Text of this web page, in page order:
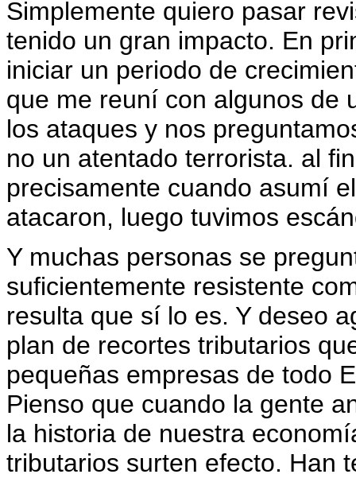
Simplemente quiero pasar
tenido un gran impacto. En
iniciar un periodo de
que me reuní con algunos de
los ataques y nos
no un atentado terrorista. al
precisamente cuando asumí
atacaron, luego tuvimos
Y muchas personas se
suficientemente resistente
resulta que sí lo es. Y deseo
plan de recortes tributarios
pequeñas empresas de todo
Pienso que cuando la gente
la historia de nuestra
tributarios surten efecto. Han